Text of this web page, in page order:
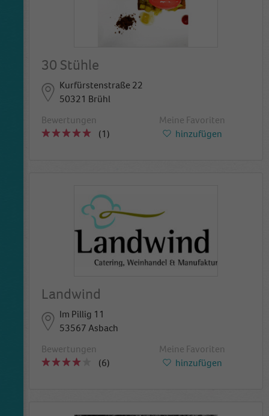
30 Stühle
Kurfürstenstraße 22
50321 Brühl
Bewertungen
(1)
Meine Favoriten
hinzufügen
Landwind
Im Pillig 11
53567 Asbach
Bewertungen
(6)
Meine Favoriten
hinzufügen